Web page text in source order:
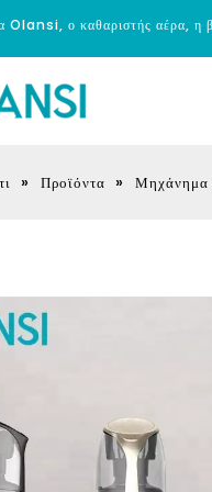
Olansi, ο καθαριστής αέρα, η
» Προϊόντα » Μηχάνημα